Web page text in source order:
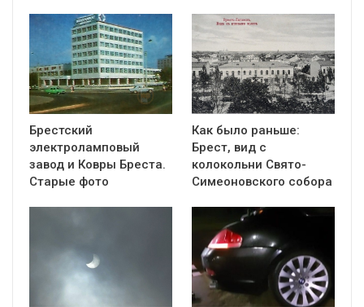
Брестский
электроламповый
завод и Ковры Бреста.
Старые фото
Как было раньше:
Брест, вид с
колокольни Cвято-
Симеоновского собора